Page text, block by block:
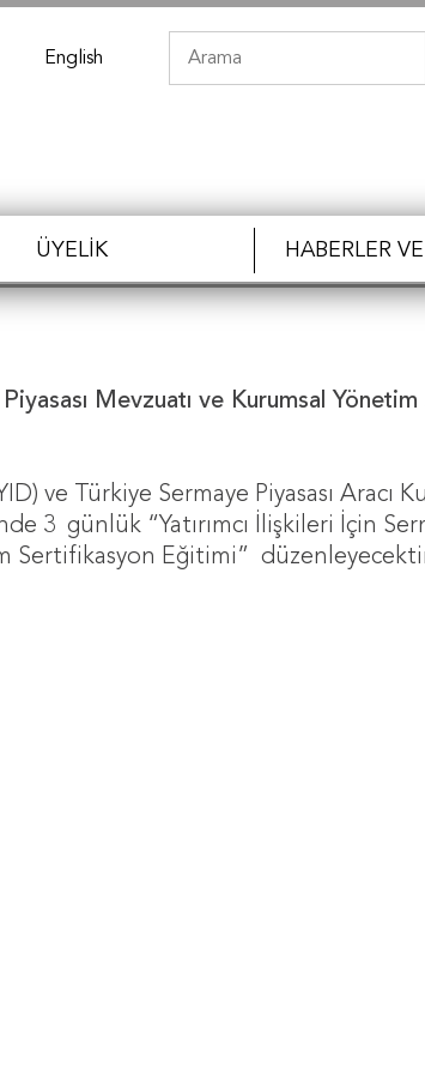
ÜYELIK HABERLER
English
Piyasası Mevzuatı ve Kurumsal
ve Türkiye Sermaye Piyasası Aracı
3 günlük “Yatırımcı İlişkileri İçin
Sertifikasyon Eğitimi”